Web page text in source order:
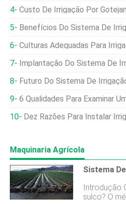
Custo De Irrigação Por Gotejamento Por
Benefícios Do Sistema De Irrigação
Culturas Adequadas Para Irrigação Por
Implantação Do Sistema De
Futuro Do Sistema De Irrigação Com
6 Qualidades Para Examinar Um Fornecedor De
Dez Razões Para Instalar
Maquinaria Agrícola
Introdução O que é irrigação por
sulco? O método de irrigação por